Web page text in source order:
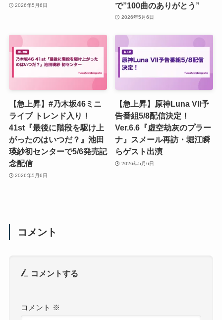
2026年5月6日
で”100曲のありがとう”
2026年5月6日
【急上昇】#乃木坂46ミニ
ライブ トレンド入り！
41st『最後に階段を駆け上
がったのはいつだ？』池田
瑛紗初センターで5/6発売記
念配信
2026年5月6日
【急上昇】原神Luna VII予
告番組5/8配信決定！
Ver.6.6『虚空劫灰のプラー
ナ』スメール再訪・堀江瞬
らゲスト出演
2026年5月6日
コメント
コメントする
コメント ※